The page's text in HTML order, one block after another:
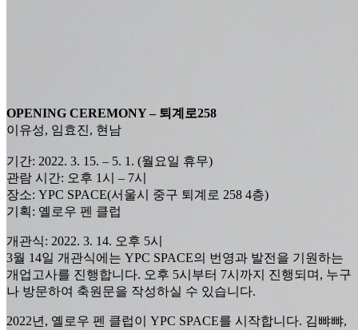
OPENING CEREMONY – 퇴계로258
이유성, 임효진, 현남
기간: 2022. 3. 15. – 5. 1. (월요일 휴무)
관람 시간: 오후 1시 – 7시
장소: YPC SPACE(서울시 중구 퇴계로 258 4층)
기획: 옐로우 펜 클럽
개관식: 2022. 3. 14. 오후 5시
3월 14일 개관식에는 YPC SPACE의 번영과 발전을 기원하는
개업고사를 진행합니다. 오후 5시부터 7시까지 진행되며, 누구
나 방문하여 축원문을 작성하실 수 있습니다.
2022년, 옐로우 펜 클럽이 YPC SPACE를 시작합니다. 김뺘뺘,